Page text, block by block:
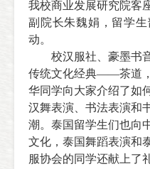
我校商业发展研究院客
副院长朱魏娟，留学
动。
校汉服社、豪墨书
传统文化经典——茶道
华同学向大家介绍了如
汉舞表演、书法表演和
潮。泰国留学生们也向
文化，泰国舞蹈表演和
服协会的同学还献上了